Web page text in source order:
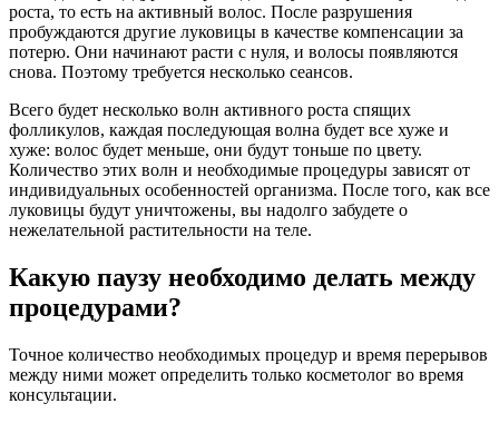
роста, то есть на активный волос. После разрушения
пробуждаются другие луковицы в качестве компенсации за
потерю. Они начинают расти с нуля, и волосы появляются
снова. Поэтому требуется несколько сеансов.
Всего будет несколько волн активного роста спящих
фолликулов, каждая последующая волна будет все хуже и
хуже: волос будет меньше, они будут тоньше по цвету.
Количество этих волн и необходимые процедуры зависят от
индивидуальных особенностей организма. После того, как все
луковицы будут уничтожены, вы надолго забудете о
нежелательной растительности на теле.
Какую паузу необходимо делать между
процедурами?
Точное количество необходимых процедур и время перерывов
между ними может определить только косметолог во время
консультации.